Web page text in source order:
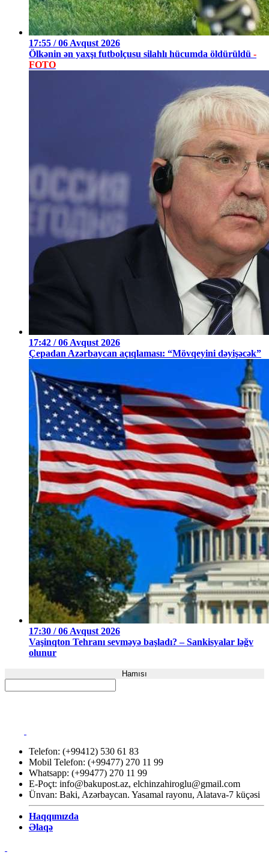
17:55 / 06 Avqust 2026
Ölkənin ən yaxşı futbolçusu silahlı hücumda öldürüldü -
FOTO
17:42 / 06 Avqust 2026
Çepadan Azərbaycan açıqlaması: “Mövqeyini dəyişəcək”
17:30 / 06 Avqust 2026
Vaşinqton Tehranı sevməyə başladı? – Sankisyalar ləğv
olunur
Hamısı
Telefon: (+99412) 530 61 83
Mobil Telefon: (+99477) 270 11 99
Whatsapp: (+99477) 270 11 99
E-Poçt: info@bakupost.az, elchinzahiroglu@gmail.com
Ünvan: Baki, Azərbaycan. Yasamal rayonu, Alatava-7 küçəsi
Haqqımızda
Əlaqə